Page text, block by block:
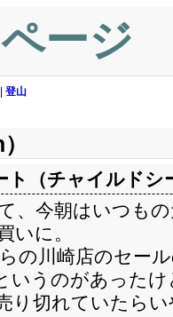
ージ
登山
ト（チャイルドシ
、今朝はいつも
いに。
の川崎店のセー
いうのがあった
り切れていたら